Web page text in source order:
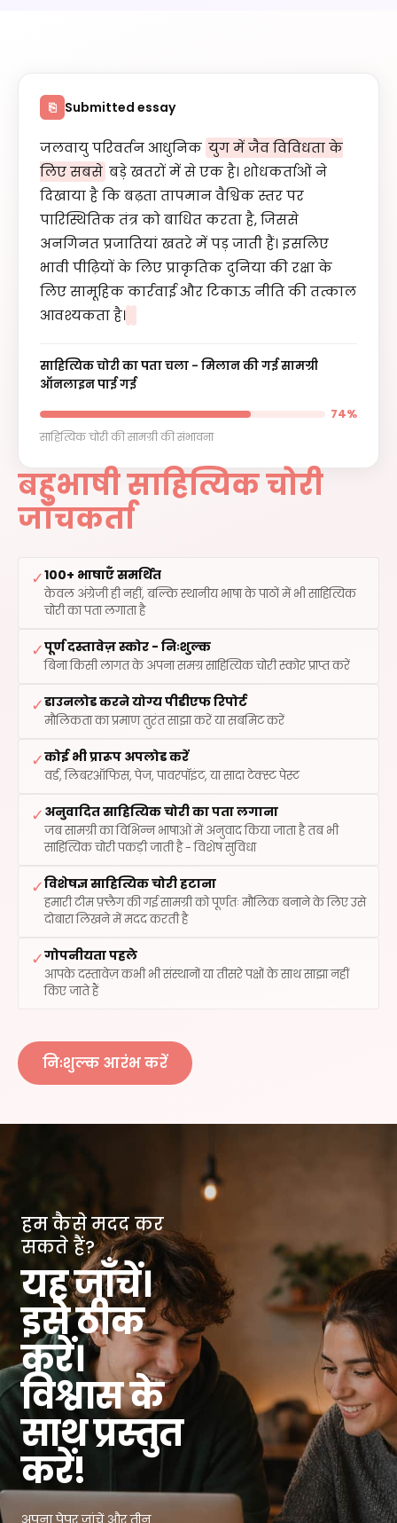
⎘ Submitted essay
जलवायु परिवर्तन आधुनिक युग में जैव विविधता के
लिए सबसे बड़े खतरों में से एक है। शोधकर्ताओं ने
दिखाया है कि बढ़ता तापमान वैश्विक स्तर पर
पारिस्थितिक तंत्र को बाधित करता है, जिससे
अनगिनत प्रजातियां खतरे में पड़ जाती हैं। इसलिए
भावी पीढ़ियों के लिए प्राकृतिक दुनिया की रक्षा के
लिए सामूहिक कार्रवाई और टिकाऊ नीति की तत्काल
आवश्यकता है।
साहित्यिक चोरी का पता चला - मिलान की गई सामग्री
ऑनलाइन पाई गई
74%
साहित्यिक चोरी की सामग्री की संभावना
बहुभाषी साहित्यिक चोरी
जाँचकर्ता
✓100+ भाषाएँ समर्थित
केवल अंग्रेजी ही नहीं, बल्कि स्थानीय भाषा के पाठों में भी साहित्यिक
चोरी का पता लगाता है
✓पूर्ण दस्तावेज़ स्कोर - निःशुल्क
बिना किसी लागत के अपना समग्र साहित्यिक चोरी स्कोर प्राप्त करें
✓डाउनलोड करने योग्य पीडीएफ रिपोर्ट
मौलिकता का प्रमाण तुरंत साझा करें या सबमिट करें
✓कोई भी प्रारूप अपलोड करें
वर्ड, लिबरऑफिस, पेज, पावरपॉइंट, या सादा टेक्स्ट पेस्ट
✓ अनुवादित साहित्यिक चोरी का पता लगाना
जब सामग्री का विभिन्न भाषाओं में अनुवाद किया जाता है तब भी
साहित्यिक चोरी पकड़ी जाती है - विशेष सुविधा
✓विशेषज्ञ साहित्यिक चोरी हटाना
हमारी टीम फ़्लैग की गई सामग्री को पूर्णतः मौलिक बनाने के लिए उसे
दोबारा लिखने में मदद करती है
✓गोपनीयता पहले
आपके दस्तावेज़ कभी भी संस्थानों या तीसरे पक्षों के साथ साझा नहीं
किए जाते हैं
निःशुल्क आरंभ करें
हम कैसे मदद कर
सकते हैं?
यह जाँचें।
इसे ठीक
करें।
विश्वास के
साथ प्रस्तुत
करें!
अपना पेपर जांचें और तीन